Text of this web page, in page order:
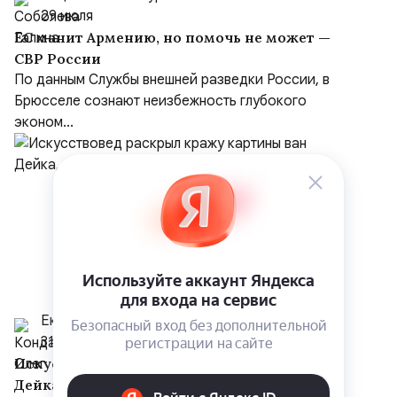
29 июля
ЕС манит Армению, но помочь не может —
СВР России
По данным Службы внешней разведки России, в
Брюсселе сознают неизбежность глубокого
эконом...
Екатерина Шихина
31.05.2025
Искусствовед раскрыл кражу картины ван
Дейка, совершенную в 1951 году